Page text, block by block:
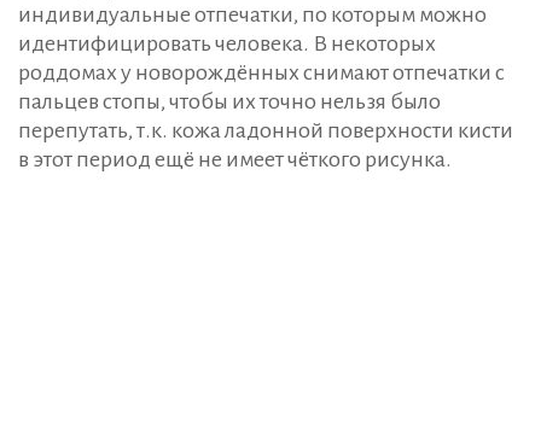
индивидуальные отпечатки, по которым можно
идентифицировать человека. В некоторых
роддомах у новорождённых снимают отпечатки с
пальцев стопы, чтобы их точно нельзя было
перепутать, т.к. кожа ладонной поверхности кисти
в этот период ещё не имеет чёткого рисунка.